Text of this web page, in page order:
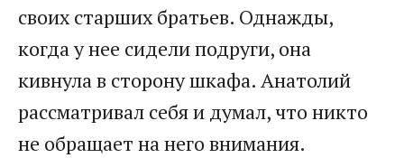
своих старших братьев. Однажды,
когда у нее сидели подруги, она
кивнула в сторону шкафа. Анатолий
рассматривал себя и думал, что никто
не обращает на него внимания.